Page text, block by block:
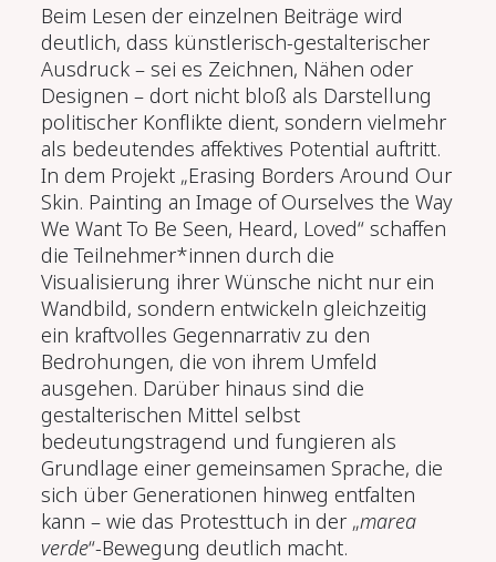
Beim Lesen der einzelnen Beiträge wird
deutlich, dass künstlerisch-gestalterischer
Ausdruck – sei es Zeichnen, Nähen oder
Designen – dort nicht bloß als Darstellung
politischer Konflikte dient, sondern vielmehr
als bedeutendes affektives Potential auftritt.
In dem Projekt „Erasing Borders Around Our
Skin. Painting an Image of Ourselves the Way
We Want To Be Seen, Heard, Loved“ schaffen
die Teilnehmer*innen durch die
Visualisierung ihrer Wünsche nicht nur ein
Wandbild, sondern entwickeln gleichzeitig
ein kraftvolles Gegennarrativ zu den
Bedrohungen, die von ihrem Umfeld
ausgehen. Darüber hinaus sind die
gestalterischen Mittel selbst
bedeutungstragend und fungieren als
Grundlage einer gemeinsamen Sprache, die
sich über Generationen hinweg entfalten
kann – wie das Protesttuch in der „marea
verde“-Bewegung deutlich macht.